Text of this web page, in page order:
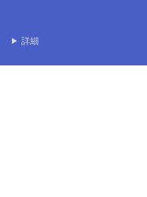
詳細